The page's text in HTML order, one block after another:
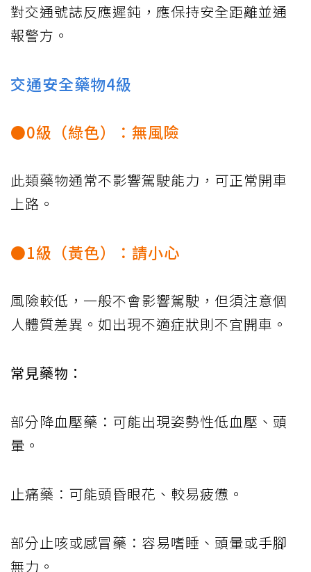
對交通號誌反應遲鈍，應保持安全距離並通
報警方。
交通安全藥物4級
●0級（綠色）：無風險
此類藥物通常不影響駕駛能力，可正常開車
上路。
●1級（黃色）：請小心
風險較低，一般不會影響駕駛，但須注意個
人體質差異。如出現不適症狀則不宜開車。
常見藥物：
部分降血壓藥：可能出現姿勢性低血壓、頭
暈。
止痛藥：可能頭昏眼花、較易疲憊。
部分止咳或感冒藥：容易嗜睡、頭暈或手腳
無力。